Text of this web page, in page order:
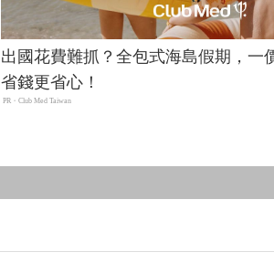
出國花費難抓？全包式海島假期，一
省錢更省心！
PR・Club Med Taiwan